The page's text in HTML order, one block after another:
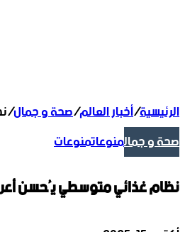
الرئيسية/أخبار العالم/صحة و جمال/
صحة و جمالمنوعاتمنوعات
نظام غذائي متوسطي يُحسن